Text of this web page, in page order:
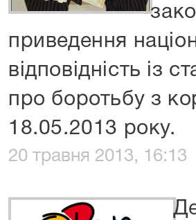
приведення
відповідність із
про боротьбу з
18.05.2013 року.
20 травня 2013, 16:13